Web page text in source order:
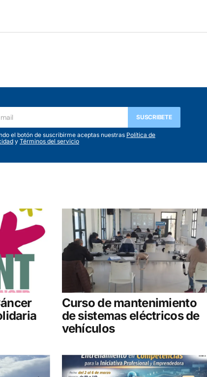
SUSCRIBETE
el botón de suscribirme aceptas nuestras Política de
y Términos del servicio
Curso de mantenimiento
de sistemas eléctricos de
vehículos